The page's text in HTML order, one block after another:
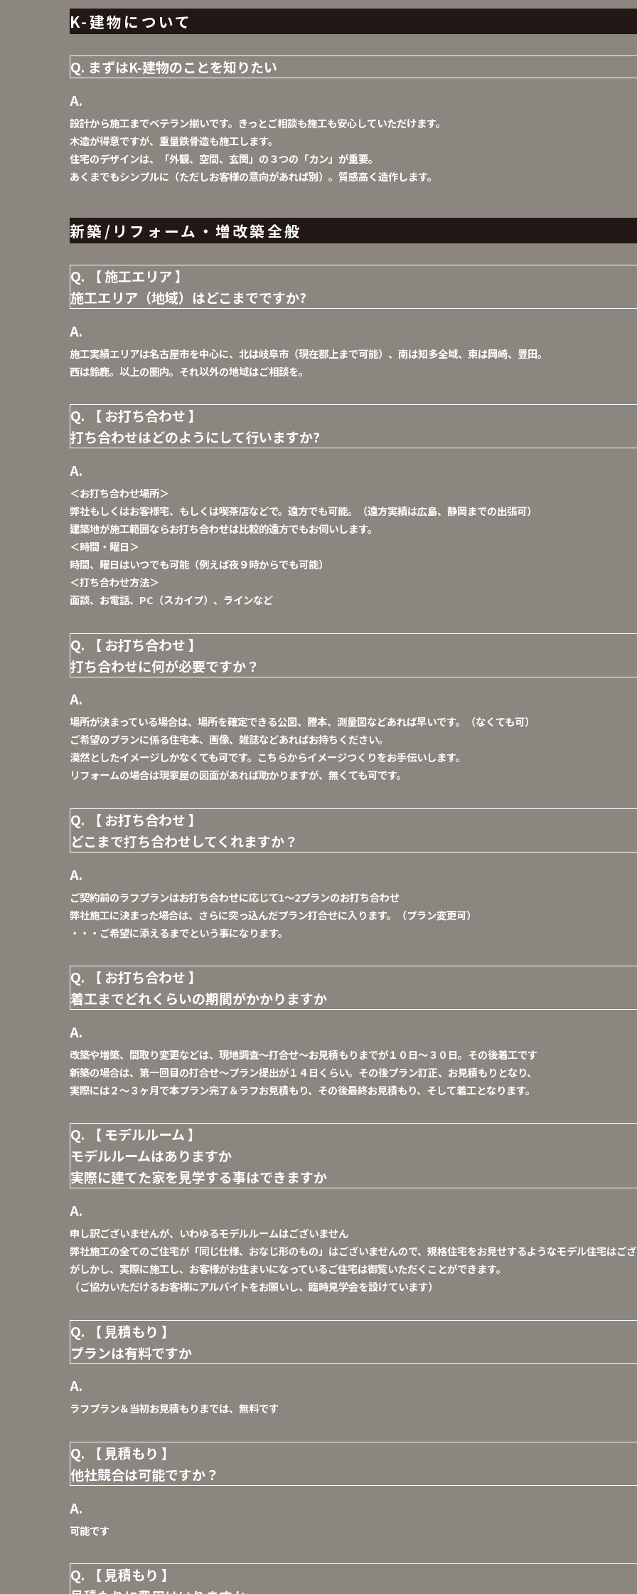
K-建物について
まずはK-建物のことを知りたい
設計から施工までベテラン揃いです。きっとご相談も施工も安心していただけます。
木造が得意ですが、重量鉄骨造も施工します。
住宅のデザインは、「外観、空間、玄関」の３つの「カン」が重要。
あくまでもシンプルに（ただしお客様の意向があれば別）。質感高く造作します。
新築/リフォーム・増改築全般
【 施工エリア 】
施工エリア（地域）はどこまでですか?
施工実績エリアは名古屋市を中心に、北は岐阜市（現在郡上まで可能）、南は知多全域、東は岡崎、豊田。
西は鈴鹿。以上の圏内。それ以外の地域はご相談を。
【 お打ち合わせ 】
打ち合わせはどのようにして行いますか?
＜お打ち合わせ場所＞
弊社もしくはお客様宅、もしくは喫茶店などで。遠方でも可能。（遠方実績は広島、静岡までの出張可）
建築地が施工範囲ならお打ち合わせは比較的遠方でもお伺いします。
＜時間・曜日＞
時間、曜日はいつでも可能（例えば夜９時からでも可能）
＜打ち合わせ方法＞
面談、お電話、PC（スカイプ）、ラインなど
【 お打ち合わせ 】
打ち合わせに何が必要ですか？
場所が決まっている場合は、場所を確定できる公図、謄本、測量図などあれば早いです。（なくても可）
ご希望のプランに係る住宅本、画像、雑誌などあればお持ちください。
漠然としたイメージしかなくても可です。こちらからイメージつくりをお手伝いします。
リフォームの場合は現家屋の図面があれば助かりますが、無くても可です。
【 お打ち合わせ 】
どこまで打ち合わせしてくれますか？
ご契約前のラフプランはお打ち合わせに応じて1～2プランのお打ち合わせ
弊社施工に決まった場合は、さらに突っ込んだプラン打合せに入ります。（プラン変更可）
・・・ご希望に添えるまでという事になります。
【 お打ち合わせ 】
着工までどれくらいの期間がかかりますか
改築や増築、間取り変更などは、現地調査～打合せ～お見積もりまでが１０日～３０日。その後着工です
新築の場合は、第一回目の打合せ～プラン提出が１４日くらい。その後プラン訂正、お見積もりとなり、
実際には２～３ヶ月で本プラン完了＆ラフお見積もり、その後最終お見積もり、そして着工となります。
【 モデルルーム 】
モデルルームはありますか
実際に建てた家を見学する事はできますか
申し訳ございませんが、いわゆるモデルルームはございません
弊社施工の全てのご住宅が「同じ仕様、おなじ形のもの」はございませんので、規格住宅をお見せするようなモデル住宅はご
がしかし、実際に施工し、お客様がお住まいになっているご住宅は御覧いただくことができます。
（ご協力いただけるお客様にアルバイトをお願いし、臨時見学会を設けています）
【 見積もり 】
プランは有料ですか
ラフプラン＆当初お見積もりまでは、無料です
【 見積もり 】
他社競合は可能ですか？
可能です
【 見積もり 】